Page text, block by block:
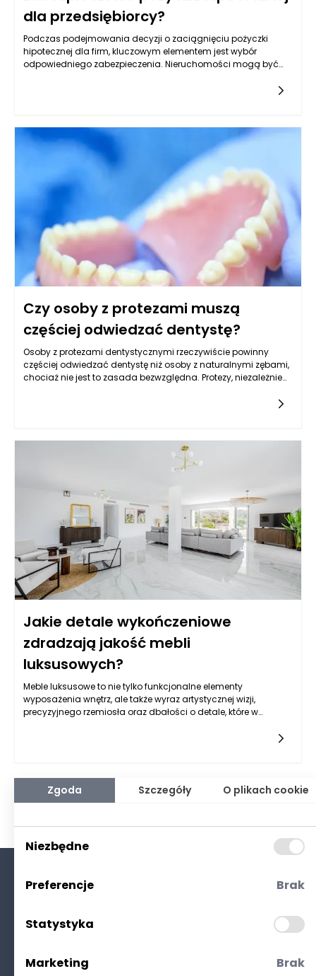
dla przedsiębiorcy?
Podczas podejmowania decyzji o zaciągnięciu pożyczki
hipotecznej dla firm, kluczowym elementem jest wybór
odpowiedniego zabezpieczenia. Nieruchomości mogą być
wykorzystywania w kontekście uzyskiwania pożyczek.
Kluczowym czynnikiem jest ich wartość rynkowa,
przyszłościowe możliwości zysku oraz rodzaj biznesu, który
przedsiębiorca prowadzi.
Czy osoby z protezami muszą
częściej odwiedzać dentystę?
Osoby z protezami dentystycznymi rzeczywiście powinny
częściej odwiedzać dentystę niż osoby z naturalnymi zębami,
chociaż nie jest to zasada bezwzględna. Protezy, niezależnie
noszącej protezy jest równie istotny jak w przypadku osób z
naturalnymi zębami, co sprawia, że wizyty kontrolne u
dentysty są nie tylko zalecane, ale wręcz niezbędne.
Jakie detale wykończeniowe
zdradzają jakość mebli
luksusowych?
Meble luksusowe to nie tylko funkcjonalne elementy
wyposażenia wnętrz, ale także wyraz artystycznej wizji,
precyzyjnego rzemiosła oraz dbałości o detale, które w
aspektem są detale, które często umykają mniej wytrawnym
obserwatorom, jednak to właśnie one decydują o różnicy
między meblami przeciętnymi a naprawdę wyjątkowymi.
może zadecydować o tym, czy meble luksusowe zasługują
na swoją nazwę.
Polityka prywatności
Zgoda Szczegóły O plikach cookie
Niezbędne
Preferencje Brak
Statystyka
Marketing Brak